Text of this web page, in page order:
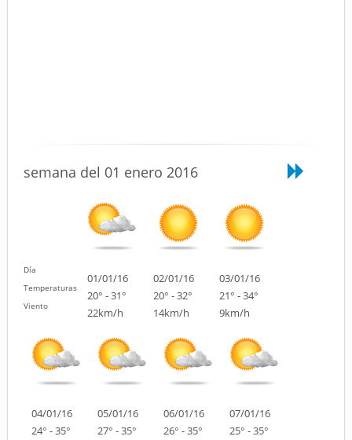
semana del 01 enero 2016
Día
Temperaturas
Viento
01/01/16
20° - 31°
22km/h
02/01/16
20° - 32°
14km/h
03/01/16
21° - 34°
9km/h
04/01/16
24° - 35°
05/01/16
27° - 35°
06/01/16
26° - 35°
07/01/16
25° - 35°